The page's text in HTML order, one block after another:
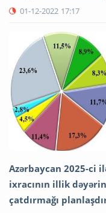
01-12-2022 17:17
Azərbaycan 2025-ci
ixracının illik
çatdırmağı